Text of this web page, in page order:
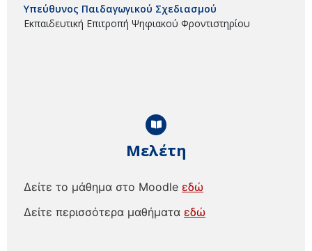
Μελέτη
Δείτε το μάθημα στο Moodle εδώ
Δείτε περισσότερα μαθήματα εδώ
Υπεύθυνος Παιδαγωγικού Σχεδιασμού
Εκπαιδευτική Επιτροπή Ψηφιακού Φροντιστηρίου